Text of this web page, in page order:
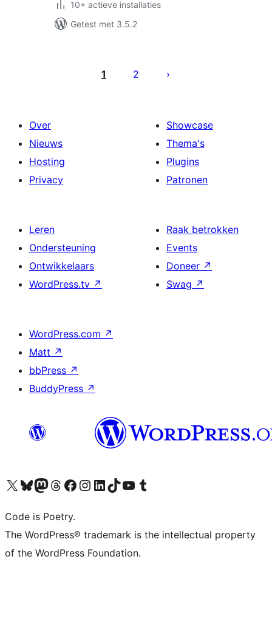
10+ actieve installaties
Getest met 3.5.2
paginering
1 2
Over
Nieuws
Hosting
Privacy
Showcase
Thema's
Plugins
Patronen
Leren
Ondersteuning
Ontwikkelaars
WordPress.tv ↗
Raak betrokken
Events
Doneer ↗
Swag ↗
WordPress.com ↗
Matt ↗
bbPress ↗
BuddyPress ↗
Bezoek ons X (voorheen Twitter) account
Bezoek onze Bluesky account
Bezoek ons Mastodon account
Bezoek onze Threads account
Onze Facebookpagina bezoeken
Bezoek onze Instagram account
Bezoek onze LinkedIn account
Bezoek onze TikTok account
Bezoek ons YouTube kanaalBezoek onze Tumblr account
Code is Poetry.
The WordPress® trademark is the intellectual property
of the WordPress Foundation.